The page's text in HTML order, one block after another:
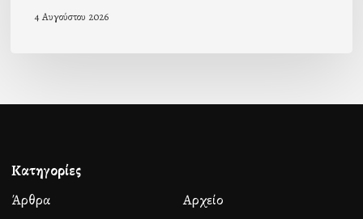
4 Αυγούστου 2026
Κατηγορίες
Άρθρα
Αρχείο